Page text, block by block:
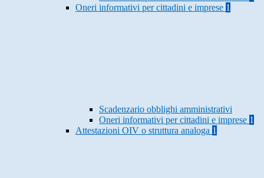
Oneri informativi per cittadini e imprese 1
Scadenzario obblighi amministrativi
Oneri informativi per cittadini e imprese 1
Attestazioni OIV o struttura analoga 1